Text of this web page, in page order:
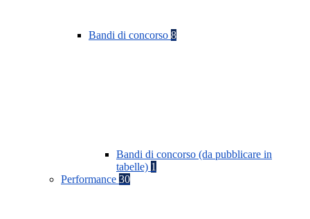
Bandi di concorso 8
Bandi di concorso (da pubblicare in
tabelle) 1
Performance 30